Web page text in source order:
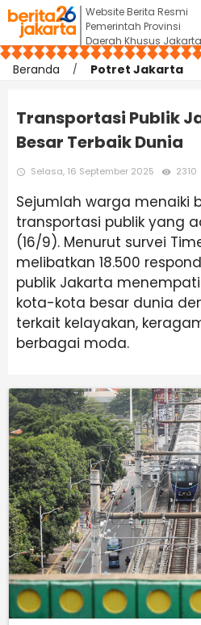
Website Berita Resmi
Pemerintah Provinsi
Daerah Khusus Jakarta
Beranda Potret Jakarta
Transportasi Publik
Besar Terbaik Dunia
access_time Selasa, 16 September 2025 remove_red_eye 2310
Sejumlah warga menaiki
transportasi publik yang
(16/9). Menurut survei
melibatkan 18.500
publik Jakarta
kota-kota besar dunia
terkait kelayakan,
berbagai moda.